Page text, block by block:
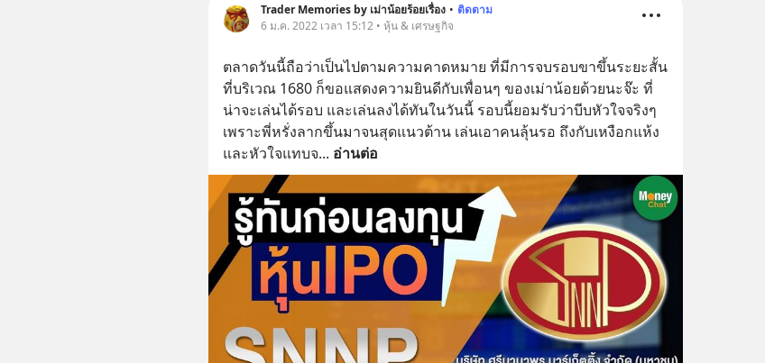
Trader Memories by เม่าน้อยร้อยเรื่อง • ติดตาม
6 ม.ค. 2022 เวลา 15:12 • หุ้น & เศรษฐกิจ
ตลาดวันนี้ถือว่าเป็นไปตามความคาดหมาย ที่มีการจบรอบขาขึ้นระยะสั้น
ที่บริเวณ 1680 ก็ขอแสดงความยินดีกับเพื่อนๆ ของเม่าน้อยด้วยนะจ๊ะ ที่
น่าจะเล่นได้รอบ และเล่นลงได้ทันในวันนี้ รอบนี้ยอมรับว่าบีบหัวใจจริงๆ
เพราะพี่หรั่งลากขึ้นมาจนสุดแนวต้าน เล่นเอาคนลุ้นรอ ถึงกับเหงือกแห้ง
และหัวใจแทบจ... อ่านต่อ